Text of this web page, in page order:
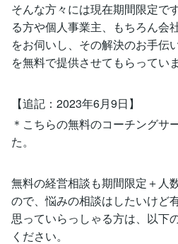
そんな方々には現在期間限定で
る方や個人事業主、もちろん会
をお伺いし、その解決のお手伝
を無料で提供させてもらっていま
【追記：2023年6月9日】
＊こちらの無料のコーチングサ
た。
無料の経営相談も期間限定＋人
ので、悩みの相談はしたいけど
思っていらっしゃる方は、以下
ください。